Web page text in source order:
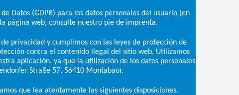
Datos (GDPR) para los datos personales del usuario (en
página web, consulte nuestro pie de imprenta.
privacidad y cumplimos con las leyes de protección de
contra el contenido ilegal del sitio web. Utilizamos
aplicación, ya que la utilización de los datos personales
Straße 57, 56410 Montabaur.
que lea atentamente las siguientes disposiciones.